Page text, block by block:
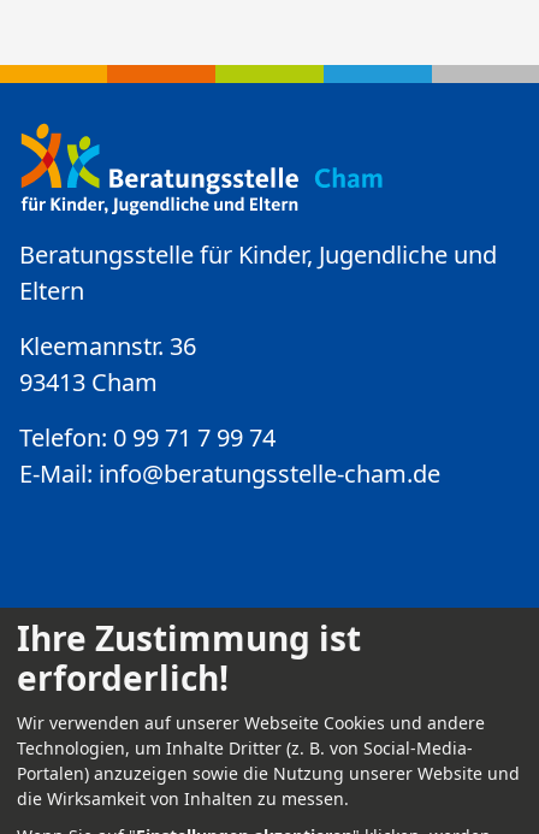
Beratungsstelle für Kinder, Jugendliche und
Eltern
Kleemannstr. 36
93413 Cham
Telefon: 0 99 71 7 99 74
E-Mail: info@beratungsstelle-cham.de
Kontakt
Impressum
Datenschutz
Anmelden
Ihre Zustimmung ist
erforderlich!
Wir verwenden auf unserer Webseite Cookies und andere
Technologien, um Inhalte Dritter (z. B. von Social-Media-
Portalen) anzuzeigen sowie die Nutzung unserer Website und
die Wirksamkeit von Inhalten zu messen.